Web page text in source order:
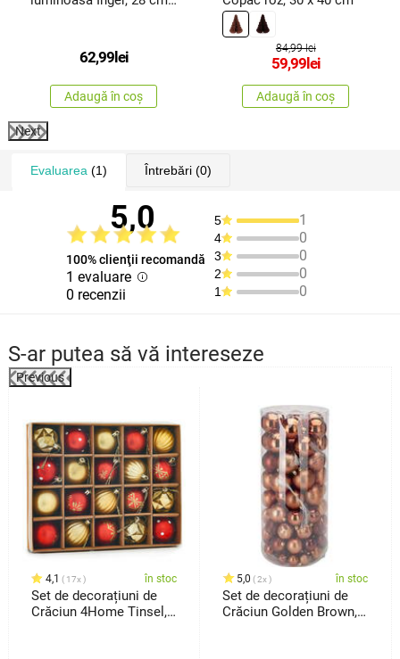
62,99 lei
Adaugă în coș
84,99 lei
59,99 lei
Adaugă în coș
Next
Evaluarea (1) Întrebări(0)
5,0
100% clienţii recomandă
1 evaluare
0 recenzii
5 1
4 0
3 0
2 0
1 0
S-ar putea să vă intereseze
Previous
4,1 17x în stoc
Set de decorațiuni de
Crăciun 4Home Tinsel,
5,0 2x în stoc
Set de decorațiuni de
Crăciun Golden Brown,